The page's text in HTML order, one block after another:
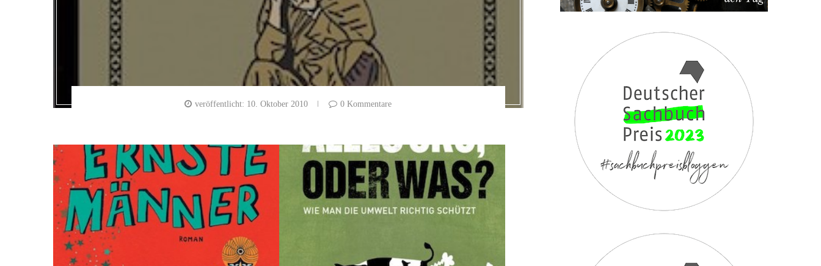
veröffentlicht: 10. Oktober 2010 0 Kommentare